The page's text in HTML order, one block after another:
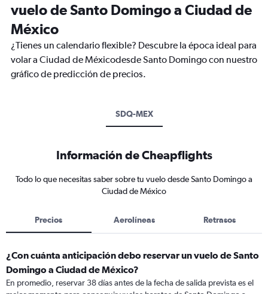
vuelo de Santo Domingo a Ciudad de
México
¿Tienes un calendario flexible? Descubre la época ideal para
volar a Ciudad de Méxicodesde Santo Domingo con nuestro
gráfico de predicción de precios.
SDQ-MEX
Información de Cheapflights
Todo lo que necesitas saber sobre tu vuelo desde Santo Domingo a
Ciudad de México
Precios Aerolíneas Retrasos
¿Con cuánta anticipación debo reservar un vuelo de Santo
Domingo a Ciudad de México?
En promedio, reservar 38 días antes de la fecha de salida prevista es el